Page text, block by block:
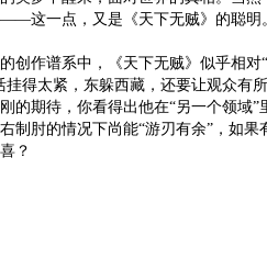
这一点，又是《天下无贼》的聪明。
作谱系中，《天下无贼》似乎相对“
挂得太紧，东躲西藏，还要让观众有
的期待，你看得出他在“另一个领域
制肘的情况下尚能“游刃有余”，如
？